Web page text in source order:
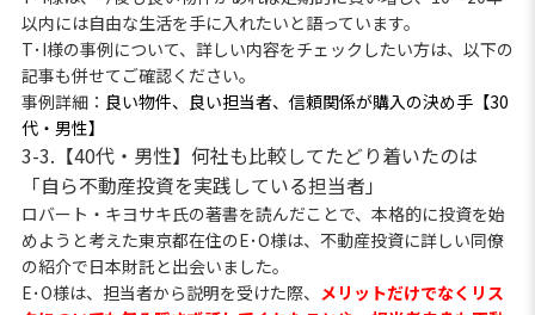
以内には自由な生活を手に入れたいと語っています。
T･I様の事例について、詳しい内容をチェックしたい方は、以下の
記事も併せてご確認ください。
事例詳細： 良い物件、良い担当者、信頼関係が購入の決め手【30
代・男性】
3-3.【40代・男性】何社も比較してたどり着いたのは
「自ら不動産投資を実践している担当者」
ロバート・キヨサキ氏の著書を読んだことで、本格的に投資を始
めようと考えた東京都在住のE･O様は、不動産投資に詳しい同僚
の紹介で日本財託と出会いました。
E･O様は、担当者から説明を受けた際、 メリットだけでなくリス